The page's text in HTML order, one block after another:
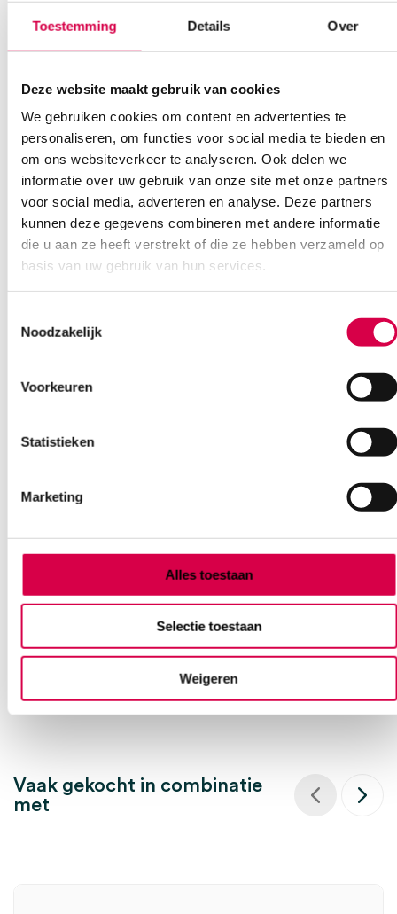
Toestemming Details Over
Deze website maakt gebruik van cookies
We gebruiken cookies om content en advertenties te
personaliseren, om functies voor social media te bieden en
om ons websiteverkeer te analyseren. Ook delen we
informatie over uw gebruik van onze site met onze partners
voor social media, adverteren en analyse. Deze partners
kunnen deze gegevens combineren met andere informatie
die u aan ze heeft verstrekt of die ze hebben verzameld op
basis van uw gebruik van hun services.
Noodzakelijk
Voorkeuren
Statistieken
Marketing
Alles toestaan
Selectie toestaan
Weigeren
Ook interessant
(1)
Direct leverbaar 6.45
7.03incl. BTW
Vaak gekocht in combinatie
met